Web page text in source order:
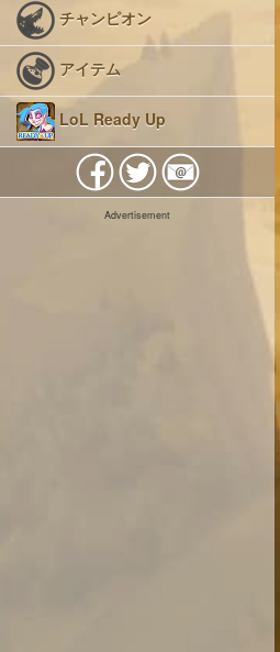
チャンピオン
アイテム
LoL Ready Up
Advertisement